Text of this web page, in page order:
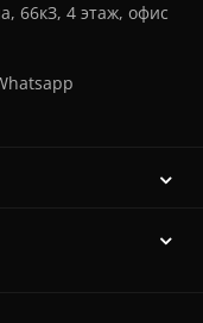
66кЗ, 4 этаж, офис